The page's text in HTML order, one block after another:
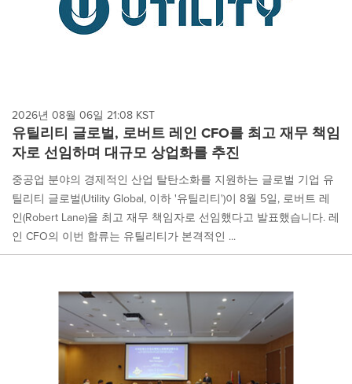
2026년 08월 06일 21:08 KST
유틸리티 글로벌, 로버트 레인 CFO를 최고 재무 책임
자로 선임하며 대규모 상업화를 추진
중공업 분야의 경제적인 산업 탈탄소화를 지원하는 글로벌 기업 유
틸리티 글로벌(Utility Global, 이하 '유틸리티')이 8월 5일, 로버트 레
인(Robert Lane)을 최고 재무 책임자로 선임했다고 발표했습니다. 레
인 CFO의 이번 합류는 유틸리티가 본격적인 ...